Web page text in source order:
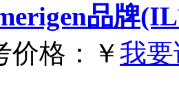
品牌
价格：
￥我